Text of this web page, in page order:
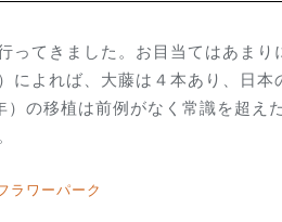
ってきました。お目当てはあま
によれば、大藤は４本あり、日
の移植は前例がなく常識を超え
ラワーパーク